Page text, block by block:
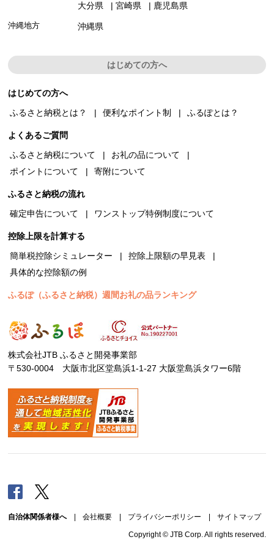
大分県
宮崎県 鹿児島県
沖縄地方 沖縄県
はじめての方へ
はじめての方へ
ふるさと納税とは？
便利なポイント制 ふるぽとは？
よくあるご質問
ふるさと納税について
お礼の品について
ポイントについて
寄附について
ふるさと納税の流れ
確定申告について
ワンストップ特例制度について
控除上限を計算する
簡単税控除シミュレーター
控除上限額の早見表
具体的な控除額の例
ふるぽ（ふるさと納税）週間お礼の品ランキング
株式会社JTB ふるさと開発事業部
〒530-0004 大阪市北区堂島浜1-1-27 大阪堂島浜タワー6階
Facebook
自治体関係者様へ| 会社概要 プライバシーポリシー サイトマップ
Copyright © JTB Corp. All rights reserved.